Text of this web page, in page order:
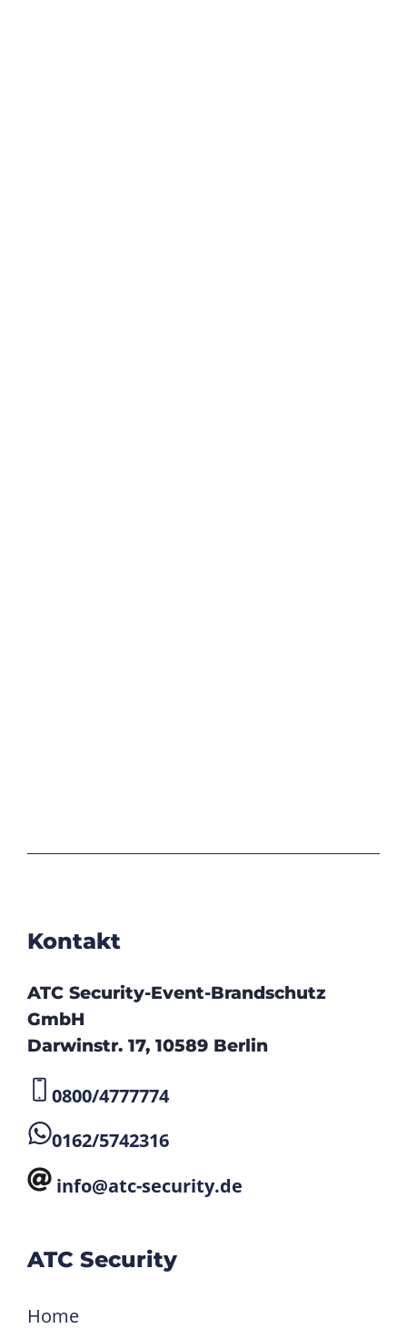
Kontakt
ATC Security-Event-Brandschutz
GmbH
Darwinstr. 17, 10589 Berlin
0800/4777774
0162/5742316
info@atc-security.de
ATC Security
Home